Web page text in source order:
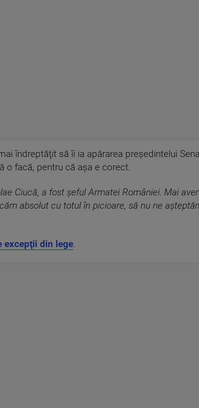
îndreptăţit să îi ia apărarea preşedintelui
o facă, pentru că aşa e corect.
Ciucă, a fost şeful Armatei României. Mai
absolut cu totul în picioare, să nu ne
excepţii din lege.